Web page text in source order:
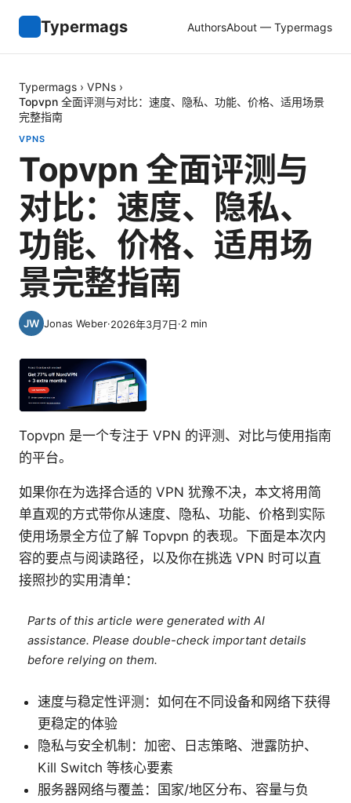
Typermags AuthorsAbout — Typermags
Typermags › VPNs ›
Topvpn 全面评测与对比：速度、隐私、功能、价格、适用场景
完整指南
VPNS
Topvpn 全面评测与
对比：速度、隐私、
功能、价格、适用场
景完整指南
Jonas Weber·2026年3月7日·2 min
Topvpn 是一个专注于 VPN 的评测、对比与使用指南
的平台。
如果你在为选择合适的 VPN 犹豫不决，本文将用简
单直观的方式带你从速度、隐私、功能、价格到实际
使用场景全方位了解 Topvpn 的表现。下面是本次内
容的要点与阅读路径，以及你在挑选 VPN 时可以直
接照抄的实用清单：
Parts of this article were generated with AI
assistance. Please double-check important details
before relying on them.
速度与稳定性评测：如何在不同设备和网络下获得
更稳定的体验
隐私与安全机制：加密、日志策略、泄露防护、
Kill Switch 等核心要素
服务器网络与覆盖：国家/地区分布、容量与负